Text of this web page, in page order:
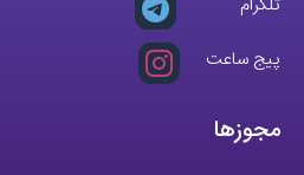
پیج ساعت
مجوزها